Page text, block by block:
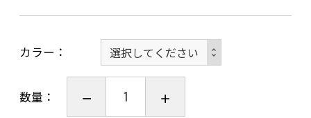
りました。
す。
カードケースはシャツの胸ポケットにも収まる
ので、気軽に素早く活用でき、交通系icカードケ
カラー
数量：